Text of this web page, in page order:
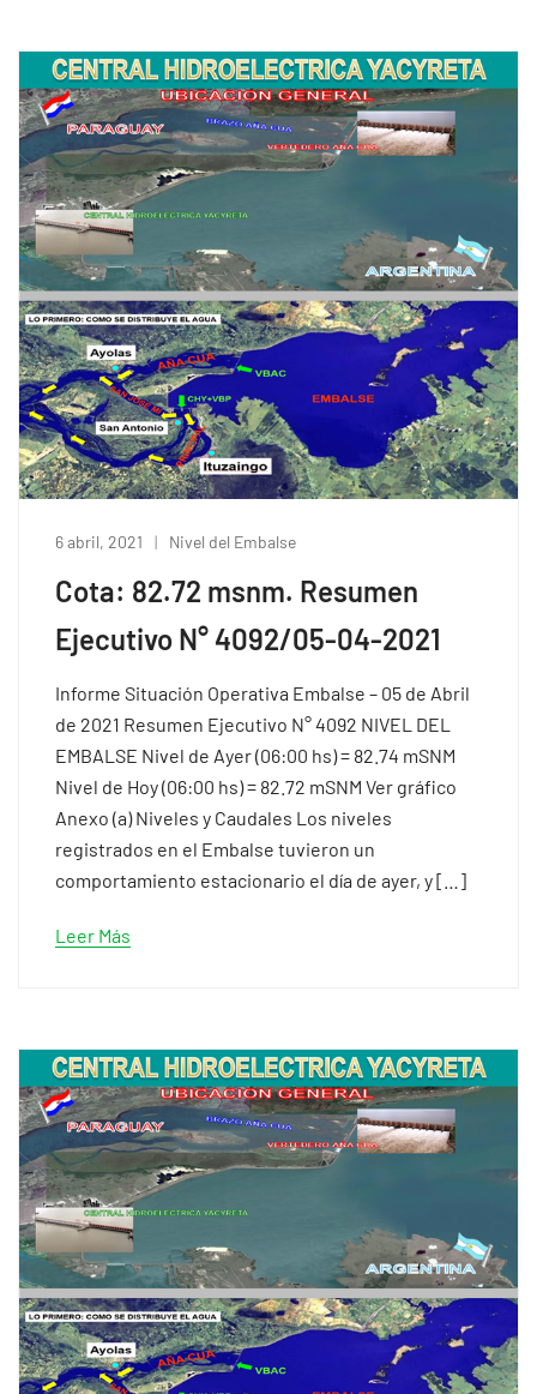
6 abril, 2021 Nivel del Embalse
Cota: 82.72 msnm. Resumen
Ejecutivo N° 4092/05-04-2021
Informe Situación Operativa Embalse – 05 de Abril
de 2021 Resumen Ejecutivo N° 4092 NIVEL DEL
EMBALSE Nivel de Ayer (06:00 hs) = 82.74 mSNM
Nivel de Hoy (06:00 hs) = 82.72 mSNM Ver gráfico
Anexo (a) Niveles y Caudales Los niveles
registrados en el Embalse tuvieron un
comportamiento estacionario el día de ayer, y […]
Leer Más